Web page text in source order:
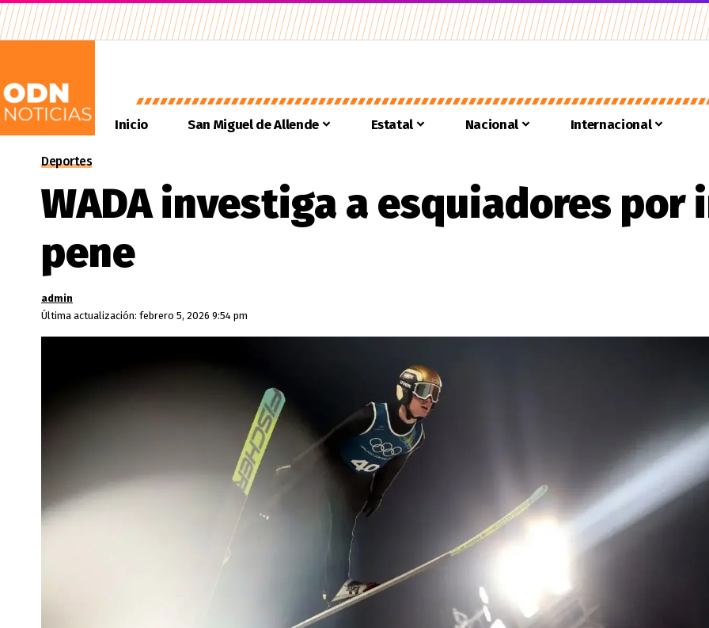
Inicio San Miguel de Allende Estatal Nacional Internacional
Deportes
WADA investiga a esquiadores por
pene
Última actualización: febrero 5, 2026 9:54 pm
admin